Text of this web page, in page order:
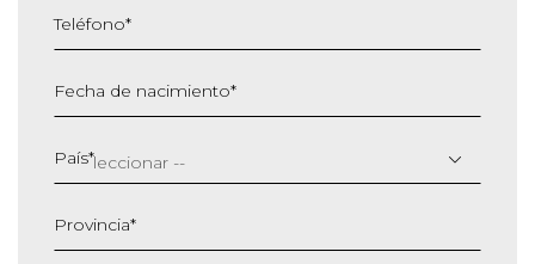
Teléfono*
Fecha de nacimiento*
barra
MM
AAAA
País*
Provincia*